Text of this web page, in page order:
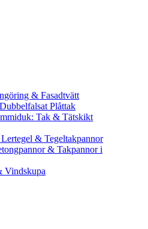
& Fasadtvätt
Plåttak
Tak & Tätskikt
& Tegeltakpannor
& Takpannor i
Vindskupa